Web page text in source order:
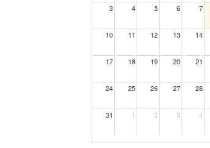
3 4 5 6 7
10 11 12 13 14
17 18 19 20 21
24 25 26 27 28
31 1 2 3 4